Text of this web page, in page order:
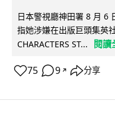
日本警視廳神田署 8 月 6
指她涉嫌在出版巨頭集英
CHARACTERS ST...
閱讀
75 9 ↗ 分享